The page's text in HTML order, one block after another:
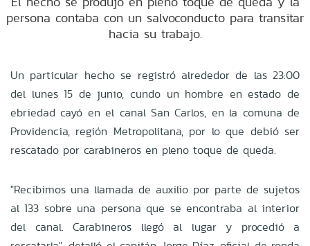
persona contaba con un salvoconducto para transitar
hacia su trabajo.
Un particular hecho se registró alrededor de las 23:00
del lunes 15 de junio, cundo un hombre en estado de
ebriedad cayó en el canal San Carlos, en la comuna de
Providencia, región Metropolitana, por lo que debió ser
rescatado por carabineros en pleno toque de queda.
"Recibimos una llamada de auxilio por parte de sujetos
al 133 sobre una persona que se encontraba al interior
del canal. Carabineros llegó al lugar y procedió a